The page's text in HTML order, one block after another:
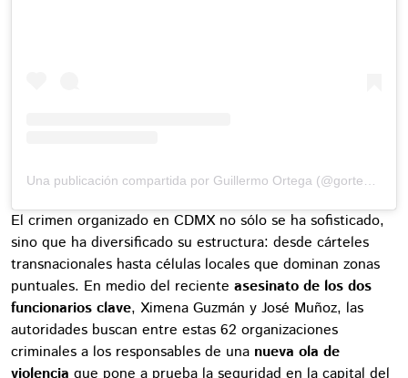
El crimen organizado en CDMX no sólo se ha sofisticado,
sino que ha diversificado su estructura: desde cárteles
transnacionales hasta células locales que dominan zonas
puntuales. En medio del reciente asesinato de los dos
funcionarios clave, Ximena Guzmán y José Muñoz, las
autoridades buscan entre estas 62 organizaciones
criminales a los responsables de una nueva ola de
violencia que pone a prueba la seguridad en la capital del